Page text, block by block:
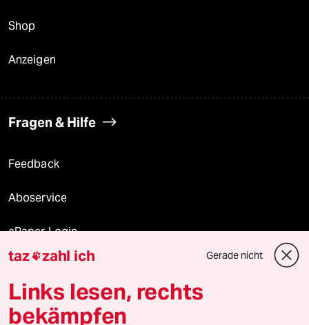
Shop
Anzeigen
Fragen & Hilfe
Feedback
Aboservice
ePaper Login
Downloads für Abonnierende
taz zahl ich Gerade nicht
Links lesen, rechts
bekämpfen